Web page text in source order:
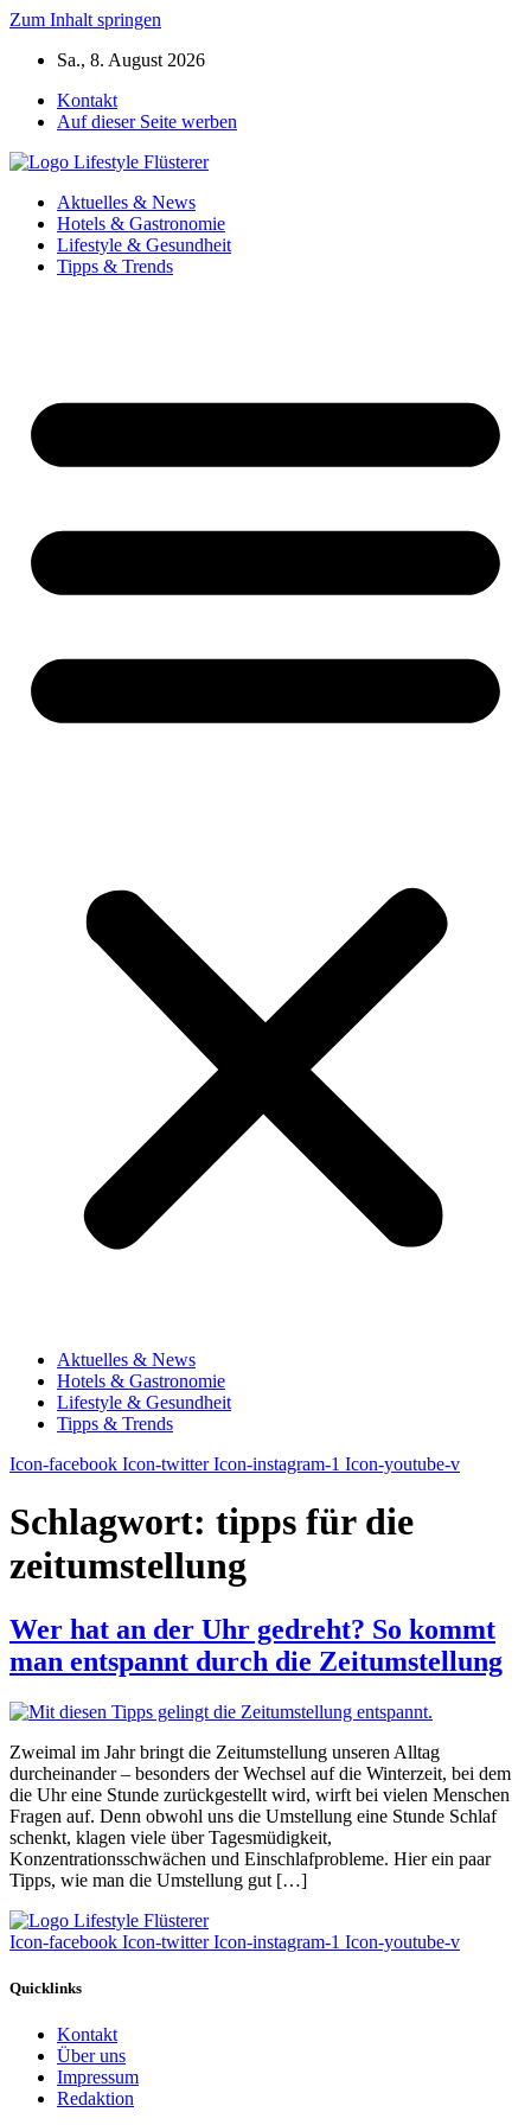
Zum Inhalt springen
Sa., 8. August 2026
Kontakt
Auf dieser Seite werben
Aktuelles & News
Hotels & Gastronomie
Lifestyle & Gesundheit
Tipps & Trends
Aktuelles & News
Hotels & Gastronomie
Lifestyle & Gesundheit
Tipps & Trends
Icon-facebook Icon-twitter Icon-instagram-1 Icon-youtube-v
Schlagwort: tipps für die
zeitumstellung
Wer hat an der Uhr gedreht? So kommt
man entspannt durch die Zeitumstellung
Zweimal im Jahr bringt die Zeitumstellung unseren Alltag
durcheinander – besonders der Wechsel auf die Winterzeit, bei dem
die Uhr eine Stunde zurückgestellt wird, wirft bei vielen Menschen
Fragen auf. Denn obwohl uns die Umstellung eine Stunde Schlaf
schenkt, klagen viele über Tagesmüdigkeit,
Konzentrationsschwächen und Einschlafprobleme. Hier ein paar
Tipps, wie man die Umstellung gut […]
Icon-facebook Icon-twitter Icon-instagram-1 Icon-youtube-v
Quicklinks
Kontakt
Über uns
Impressum
Redaktion